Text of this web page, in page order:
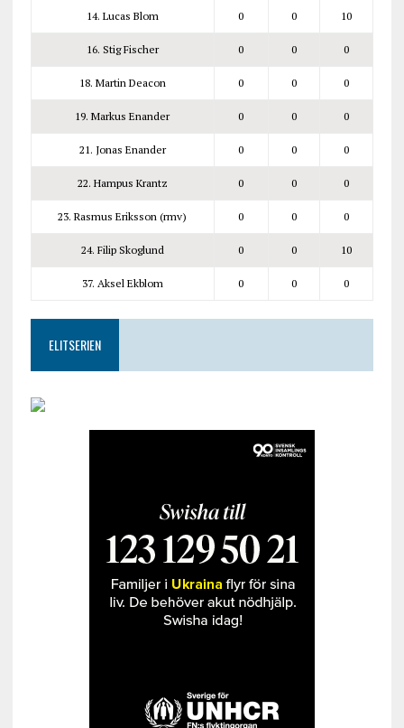
14. Lucas Blom 0 0 10
16. Stig Fischer 0 0 0
18. Martin Deacon 0 0 0
19. Markus Enander 0 0 0
21. Jonas Enander 0 0 0
22. Hampus Krantz 0 0 0
23. Rasmus Eriksson (rmv) 0 0 0
24. Filip Skoglund 0 0 10
37. Aksel Ekblom 0 0 0
ELITSERIEN